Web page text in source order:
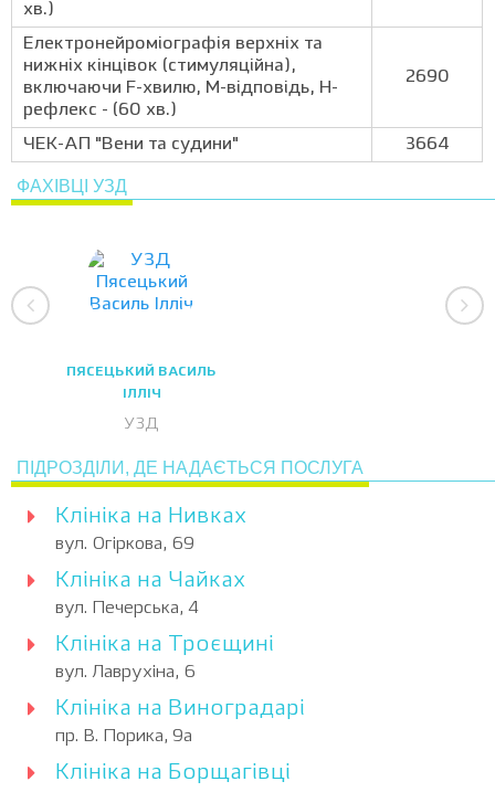
хв.)
Електронейроміографія верхніх та
нижніх кінцівок (стимуляційна),
включаючи F-хвилю, М-відповідь, Н-
рефлекс - (60 хв.)
2690
ЧЕК-АП "Вени та судини" 3664
ФАХІВЦІ УЗД
ПЯСЕЦЬКИЙ ВАСИЛЬ
ІЛЛІЧ
УЗД
ПІДРОЗДІЛИ, ДЕ НАДАЄТЬСЯ ПОСЛУГА
Клініка на Нивках
вул. Огіркова, 69
Клініка на Чайках
вул. Печерська, 4
Клініка на Троєщині
вул. Лаврухіна, 6
Клініка на Виноградарі
пр. В. Порика, 9а
Клініка на Борщагівці